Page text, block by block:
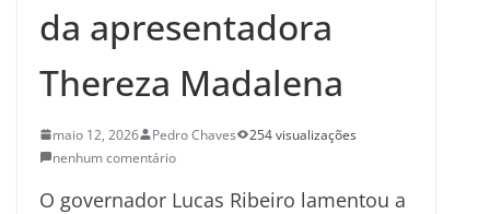
da apresentadora
Thereza Madalena
maio 12, 2026 Pedro Chaves
254 visualizações
nenhum comentário
O governador Lucas Ribeiro lamentou a